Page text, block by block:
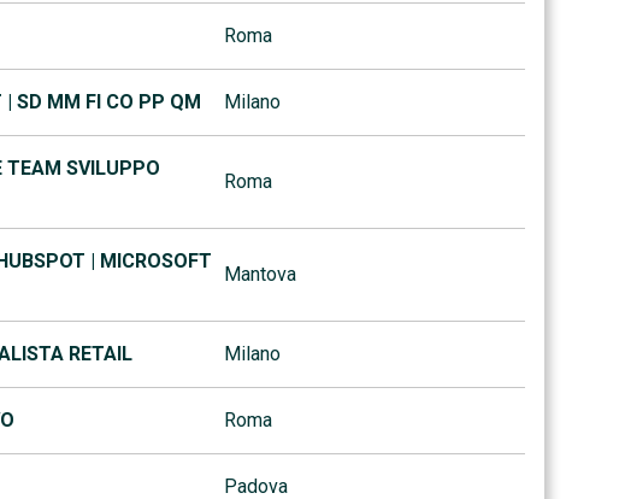
Roma
SD MM FI CO PP QM Milano
TEAM SVILUPPO
Roma
| MICROSOFT
Mantova
RETAIL Milano
Roma
Padova